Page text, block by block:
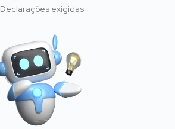
Declarações exigidas